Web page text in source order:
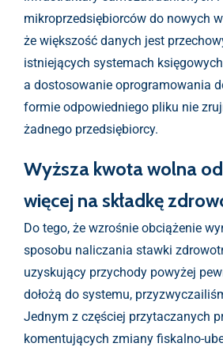
mikroprzedsiębiorców do nowych
że większość danych jest
istniejących systemach
a dostosowanie oprogramowania
formie odpowiedniego pliku nie
żadnego przedsiębiorcy.
Wyższa kwota wolna
więcej na składkę
Do tego, że wzrośnie obciążenie
sposobu naliczania stawki
uzyskujący przychody powyżej
dołożą do systemu,
Jednym z częściej przytaczanych
komentujących zmiany fiskalno-